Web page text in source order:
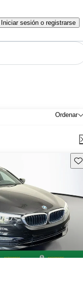
Iniciar sesión o registrarse
Ordenar